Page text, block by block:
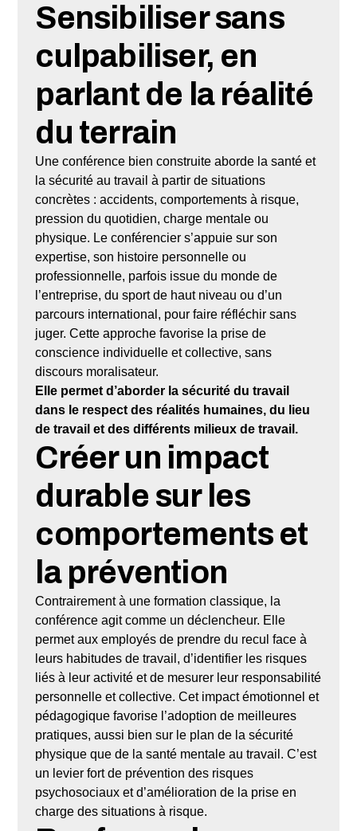
Sensibiliser sans
culpabiliser, en
parlant de la réalité
du terrain
Une conférence bien construite aborde la santé et
la sécurité au travail à partir de situations
concrètes : accidents, comportements à risque,
pression du quotidien, charge mentale ou
physique. Le conférencier s’appuie sur son
expertise, son histoire personnelle ou
professionnelle, parfois issue du monde de
l’entreprise, du sport de haut niveau ou d’un
parcours international, pour faire réfléchir sans
juger. Cette approche favorise la prise de
conscience individuelle et collective, sans
discours moralisateur.
Elle permet d’aborder la sécurité du travail
dans le respect des réalités humaines, du lieu
de travail et des différents milieux de travail.
Créer un impact
durable sur les
comportements et
la prévention
Contrairement à une formation classique, la
conférence agit comme un déclencheur. Elle
permet aux employés de prendre du recul face à
leurs habitudes de travail, d’identifier les risques
liés à leur activité et de mesurer leur responsabilité
personnelle et collective. Cet impact émotionnel et
pédagogique favorise l’adoption de meilleures
pratiques, aussi bien sur le plan de la sécurité
physique que de la santé mentale au travail. C’est
un levier fort de prévention des risques
psychosociaux et d’amélioration de la prise en
charge des situations à risque.